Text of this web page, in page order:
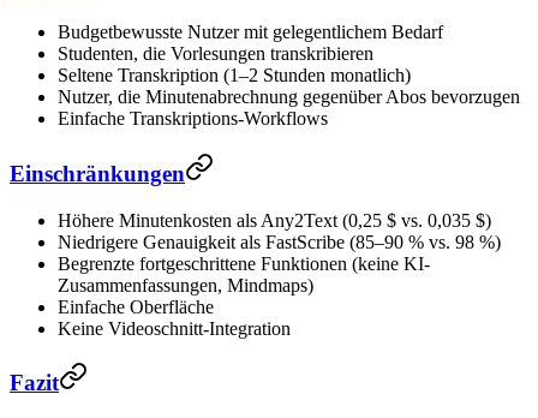
Budgetbewusste Nutzer mit gelegentlichem Bedarf
Studenten, die Vorlesungen transkribieren
Seltene Transkription (1–2 Stunden monatlich)
Nutzer, die Minutenabrechnung gegenüber Abos bevorzugen
Einfache Transkriptions-Workflows
Einschränkungen
Höhere Minutenkosten als Any2Text (0,25 $ vs. 0,035 $)
Niedrigere Genauigkeit als FastScribe (85–90 % vs. 98 %)
Begrenzte fortgeschrittene Funktionen (keine KI-
Zusammenfassungen, Mindmaps)
Einfache Oberfläche
Keine Videoschnitt-Integration
Fazit